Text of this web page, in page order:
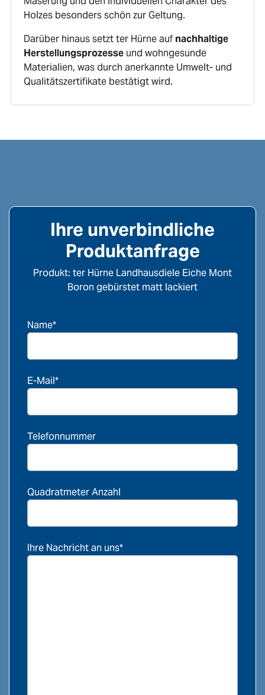
Holzes besonders schön zur Geltung.
Darüber hinaus setzt ter Hürne auf nachhaltige
Herstellungsprozesse und wohngesunde
Materialien, was durch anerkannte Umwelt- und
Qualitätszertifikate bestätigt wird.
Ihre unverbindliche
Produktanfrage
Produkt: ter Hürne Landhausdiele Eiche Mont
Boron gebürstet matt lackiert
Name*
E-Mail*
Telefonnummer
Quadratmeter Anzahl
Ihre Nachricht an uns*